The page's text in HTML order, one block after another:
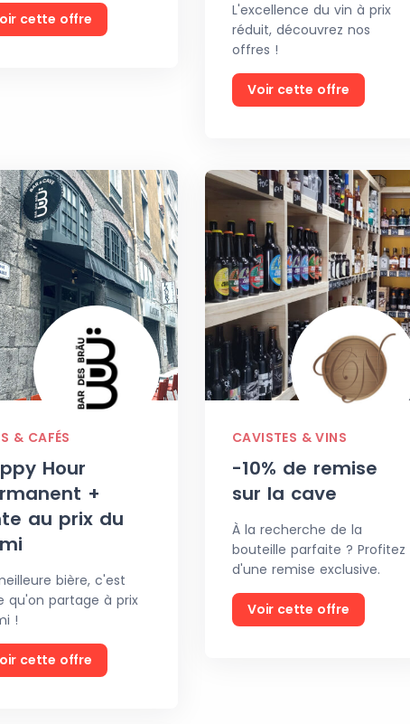
cette offre
L'excellence du vin à prix
réduit, découvrez nos
offres !
Voir cette offre
& CAFÉS
Hour
+
au prix du
bière, c'est
qu'on partage à prix
!
cette offre
CAVISTES & VINS
-10% de remise
sur la cave
À la recherche de la
bouteille parfaite ? Profitez
d'une remise exclusive.
Voir cette offre